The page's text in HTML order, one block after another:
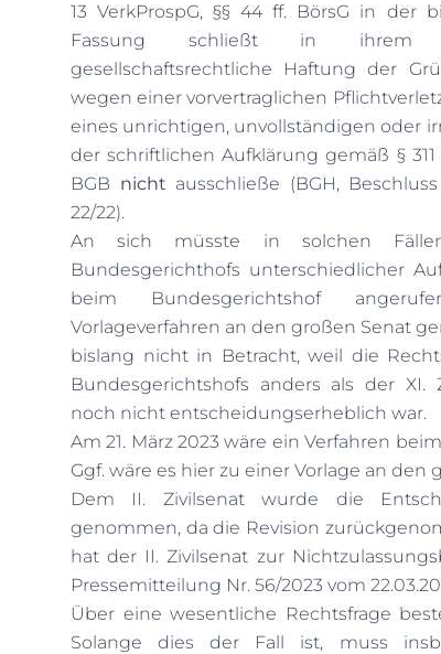
13 VerkProspG, §§ 44 ff. BörsG in der
Fassung schließt in ihrem
gesellschaftsrechtliche Haftung der
wegen einer vorvertraglichen
eines unrichtigen, unvollständigen oder
der schriftlichen Aufklärung gemäß § 311
BGB nicht ausschließe (BGH,
22/22).
An sich müsste in solchen
Bundesgerichthofs unterschiedlicher
beim Bundesgerichtshof
Vorlageverfahren an den großen Senat
bislang nicht in Betracht, weil die
Bundesgerichtshofs anders als der XI.
noch nicht entscheidungserheblich war.
Am 21. März 2023 wäre ein Verfahren
Ggf. wäre es hier zu einer Vorlage an
Dem II. Zivilsenat wurde die
genommen, da die Revision
hat der II. Zivilsenat zur
Pressemitteilung Nr. 56/2023 vom
Über eine wesentliche Rechtsfrage
Solange dies der Fall ist, muss